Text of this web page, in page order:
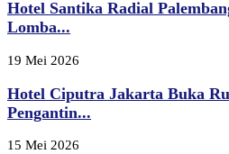
Hotel Santika Radial
Lomba...
19 Mei 2026
Hotel Ciputra Jakarta Buka
Pengantin...
15 Mei 2026